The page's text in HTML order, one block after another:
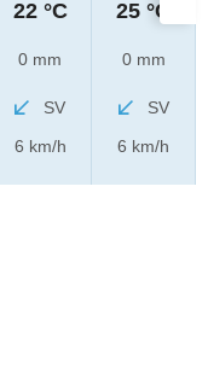
22 °C
0 mm
SV
6 km/h
25 °C
0 mm
SV
6 km/h